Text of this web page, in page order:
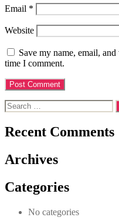
Email *
Website
Save my name, email,
time I comment.
Search
for:
Recent Comments
Archives
Categories
No categories